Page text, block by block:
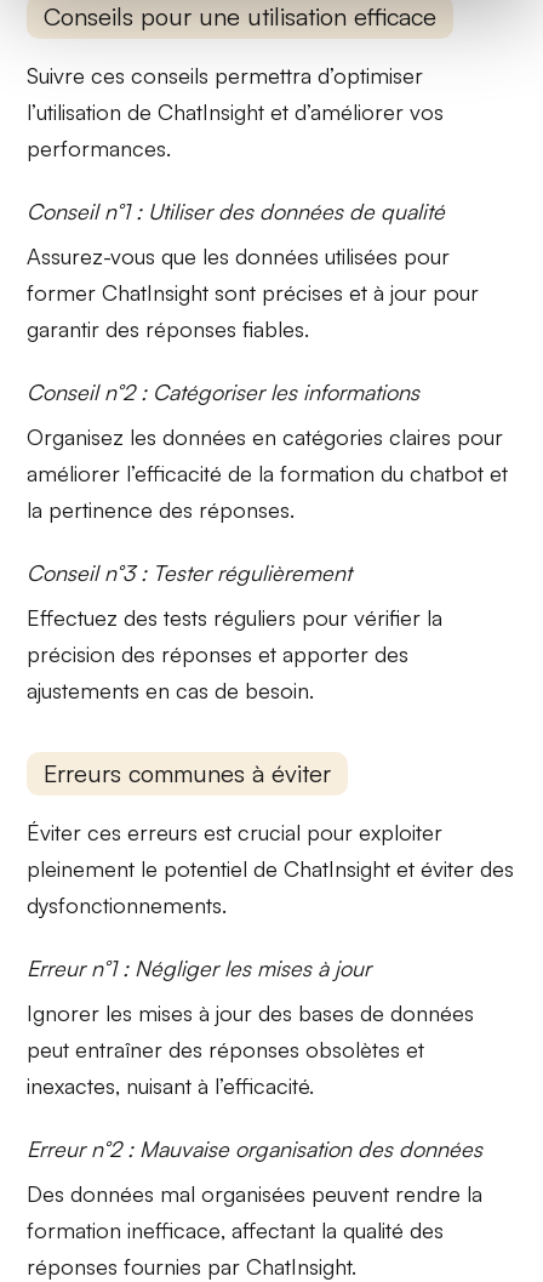
Conseils pour une utilisation efficace
Suivre ces conseils permettra d’optimiser
l’utilisation de ChatInsight et d’améliorer vos
performances.
Conseil n°1 : Utiliser des données de qualité
Assurez-vous que les données utilisées pour
former ChatInsight sont précises et à jour pour
garantir des réponses fiables.
Conseil n°2 : Catégoriser les informations
Organisez les données en catégories claires pour
améliorer l’efficacité de la formation du chatbot et
la pertinence des réponses.
Conseil n°3 : Tester régulièrement
Effectuez des tests réguliers pour vérifier la
précision des réponses et apporter des
ajustements en cas de besoin.
Erreurs communes à éviter
Éviter ces erreurs est crucial pour exploiter
pleinement le potentiel de ChatInsight et éviter des
dysfonctionnements.
Erreur n°1 : Négliger les mises à jour
Ignorer les mises à jour des bases de données
peut entraîner des réponses obsolètes et
inexactes, nuisant à l’efficacité.
Erreur n°2 : Mauvaise organisation des données
Des données mal organisées peuvent rendre la
formation inefficace, affectant la qualité des
réponses fournies par ChatInsight.